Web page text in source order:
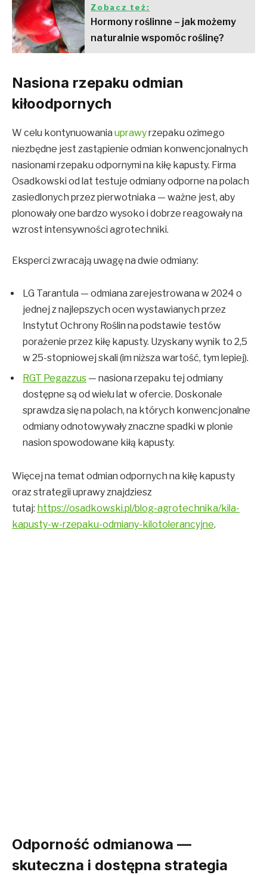
Zobacz też:
Hormony roślinne – jak możemy
naturalnie wspomóc roślinę?
​Nasiona rzepaku odmian
kiłoodpornych
W celu kontynuowania uprawyrzepaku ozimego
niezbędne jest zastąpienie odmian konwencjonalnych
nasionami rzepaku odpornymi na kiłę kapusty. Firma
Osadkowski od lat testuje odmiany odporne na polach
zasiedlonych przez pierwotniaka — ważne jest, aby
plonowały one bardzo wysoko i dobrze reagowały na
wzrost intensywności agrotechniki.
Eksperci zwracają uwagę na dwie odmiany:
LG Tarantula — odmiana zarejestrowana w 2024 o
jednej z najlepszych ocen wystawianych przez
Instytut Ochrony Roślin na podstawie testów
porażenie przez kiłę kapusty. Uzyskany wynik to 2,5
w 25-stopniowej skali (im niższa wartość, tym lepiej).
RGT Pegazzus — nasiona rzepaku tej odmiany
dostępne są od wielu lat w ofercie. Doskonale
sprawdza się na polach, na których konwencjonalne
odmiany odnotowywały znaczne spadki w plonie
nasion spowodowane kiłą kapusty.
Więcej na temat odmian odpornych na kiłę kapusty
oraz strategii uprawy znajdziesz
tutaj: https://osadkowski.pl/blog-agrotechnika/kila-
kapusty-w-rzepaku-odmiany-kilotolerancyjne.
​Odporność odmianowa —
skuteczna i dostępna strategia